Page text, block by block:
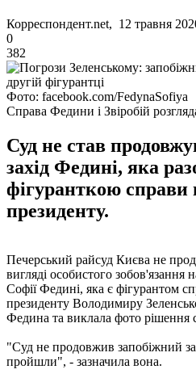
Корреспондент.net, 12 травня
0
382
Фото: facebook.com/FedynaSofiya
Справа Федини і Звіробій
Суд не став
захід Федині, яка
фігуранткою справи
президенту.
Печерський райсуд Києва не
вигляді особистого зобов'язання
Софії Федині, яка є фігурантом
президенту Володимиру
Федина та виклала фото рішення
"Суд не продовжив запобіжний
пройшли", - зазначила вона.